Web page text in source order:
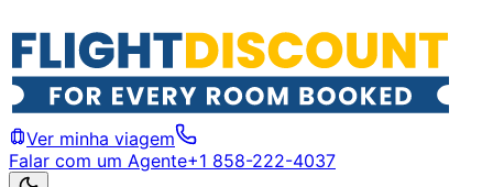
Ver minha viagem
Falar com um Agente+1 858-222-4037